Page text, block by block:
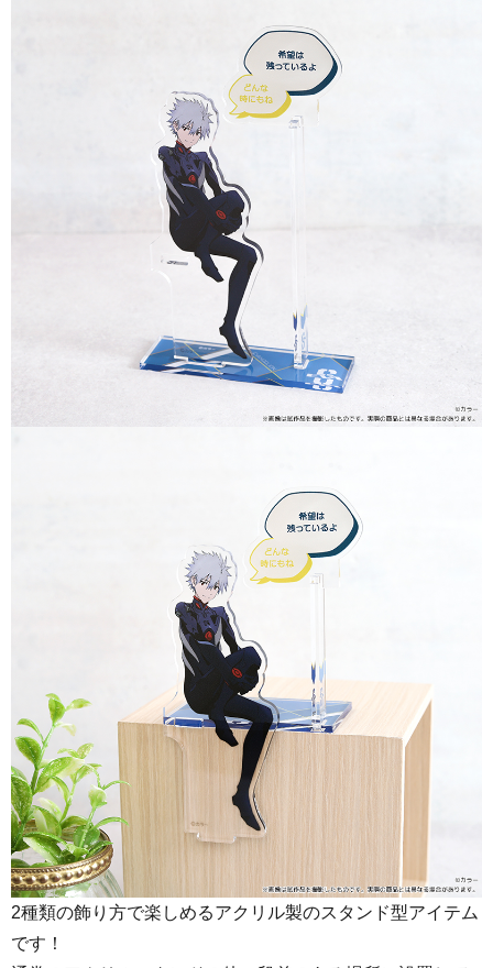
2種類の飾り方で楽しめるアクリル製のスタンド型アイテム
です！